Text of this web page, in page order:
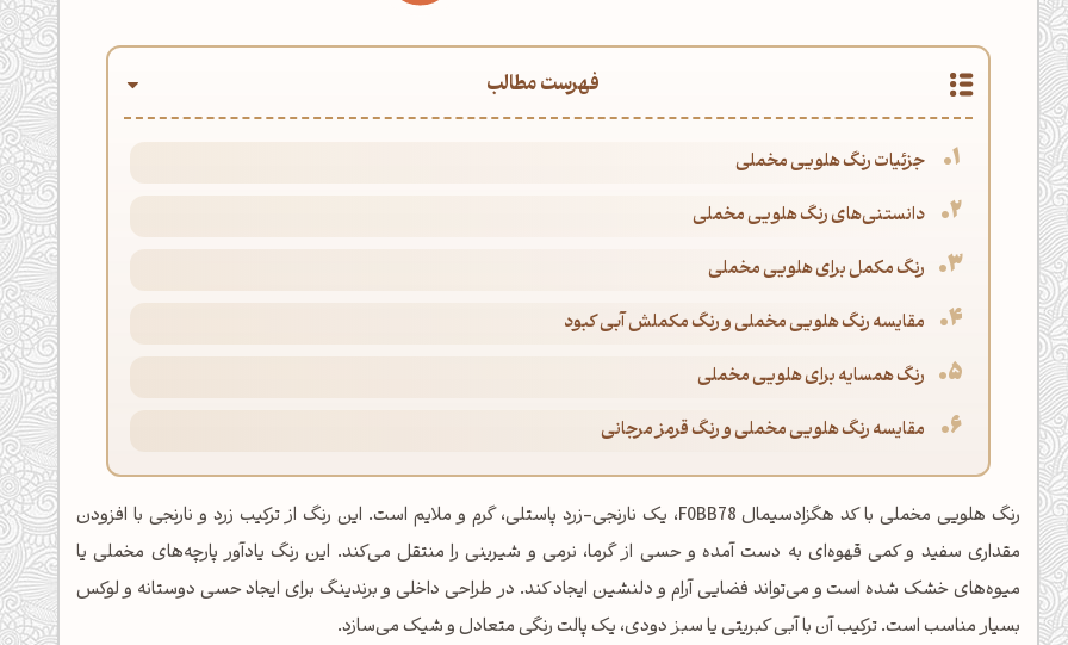
فهرست مطالب
جزئیات رنگ هلویی مخملی
دانستنی‌های رنگ هلویی مخملی
رنگ مکمل برای هلویی مخملی
مقایسه رنگ هلویی مخملی و رنگ مکملش آبی کبود
رنگ همسایه برای هلویی مخملی
مقایسه رنگ هلویی مخملی و رنگ قرمز مرجانی
رنگ هلویی مخملی با کد هگزادسیمال F0BB78، یک نارنجی-زرد پاستلی، گرم و ملایم است. این رنگ از ترکیب زرد و نارنجی با افزودن
مقداری سفید و کمی قهوه‌ای به دست آمده و حسی از گرما، نرمی و شیرینی را منتقل می‌کند. این رنگ یادآور پارچه‌های مخملی یا
میوه‌های خشک شده است و می‌تواند فضایی آرام و دلنشین ایجاد کند. در طراحی داخلی و برندینگ برای ایجاد حسی دوستانه و لوکس
بسیار مناسب است. ترکیب آن با آبی کبریتی یا سبز دودی، یک پالت رنگی متعادل و شیک می‌سازد.